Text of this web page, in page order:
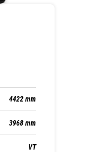
4422 mm
3968 mm
VT